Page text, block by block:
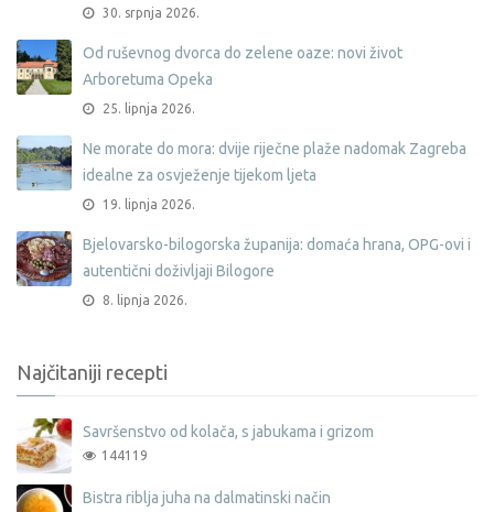
30. srpnja 2026.
Od ruševnog dvorca do zelene oaze: novi život
Arboretuma Opeka
25. lipnja 2026.
Ne morate do mora: dvije riječne plaže nadomak Zagreba
idealne za osvježenje tijekom ljeta
19. lipnja 2026.
Bjelovarsko-bilogorska županija: domaća hrana, OPG-ovi i
autentični doživljaji Bilogore
8. lipnja 2026.
Najčitaniji recepti
Savršenstvo od kolača, s jabukama i grizom
144119
Bistra riblja juha na dalmatinski način